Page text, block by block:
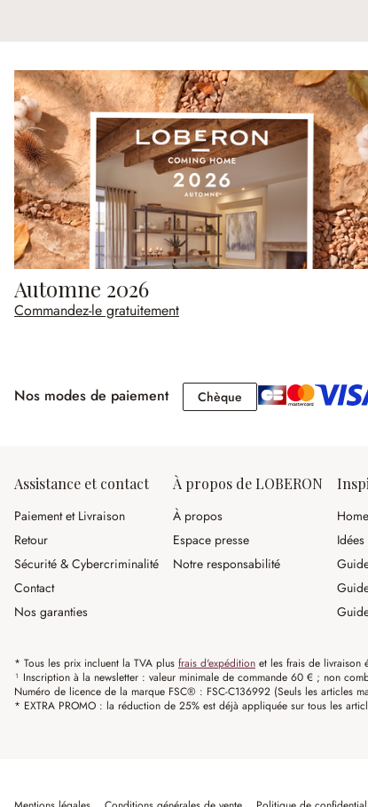
Automne 2026
Commandez-le gratuitement
Nos modes de paiement Chèque Chèque
Assistance et contact
Paiement et Livraison
Retour
Sécurité & Cybercriminalité
Contact
Nos garanties
À propos de LOBERON
À propos
Espace presse
Notre responsabilité
* Tous les prix incluent la TVA plus frais d'expédition et les frais de livraison
¹ Inscription à la newsletter : valeur minimale de commande 60 € ; non
Numéro de licence de la marque FSC® : FSC-C136992 (Seuls les articles
* EXTRA PROMO : la réduction de 25% est déjà appliquée sur tous les